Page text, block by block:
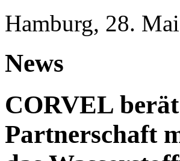
Hamburg, 28.
News
CORVEL
Partnerschaft